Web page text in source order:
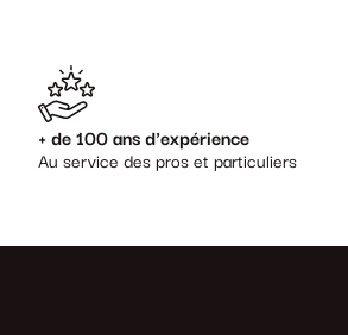
+ de 100 ans d'expérience
Au service des pros et particuliers